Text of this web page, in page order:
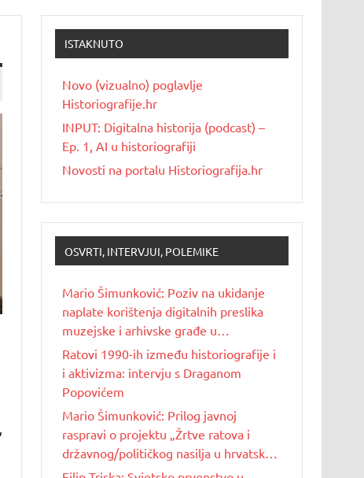
ISTAKNUTO
Novo (vizualno) poglavlje
Historiografije.hr
INPUT: Digitalna historija (podcast) –
Ep. 1, AI u historiografiji
Novosti na portalu Historiografija.hr
OSVRTI, INTERVJUI, POLEMIKE
Mario Šimunković: Poziv na ukidanje
naplate korištenja digitalnih preslika
muzejske i arhivske građe u
nekomercijalne svrhe
Ratovi 1990-ih između historiografije i
i aktivizma: intervju s Draganom
Popovićem
Mario Šimunković: Prilog javnoj
raspravi o projektu „Žrtve ratova i
državnog/političkog nasilja u hrvatskoj
povijesti 20. stoljeća“